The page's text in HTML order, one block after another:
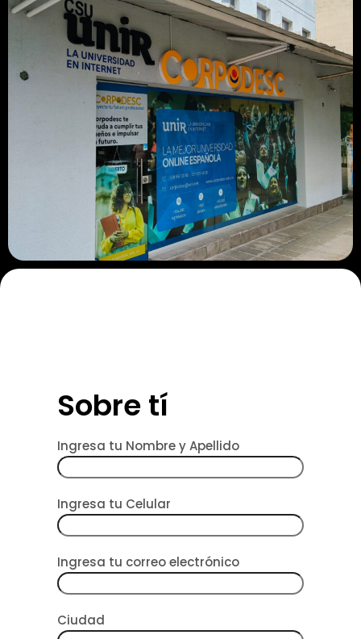
Sobre tí
Ingresa tu Nombre y Apellido
Ingresa tu Celular
Ingresa tu correo electrónico
Ciudad